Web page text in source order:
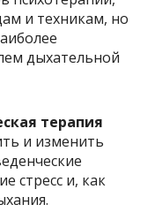
и техникам, но
дыхательной
терапия
и изменить
стресс и, как